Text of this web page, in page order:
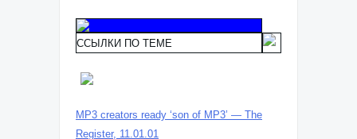
ССЫЛКИ ПО ТЕМЕ
MP3 creators ready ‘son of MP3’ — The
Register, 11.01.01